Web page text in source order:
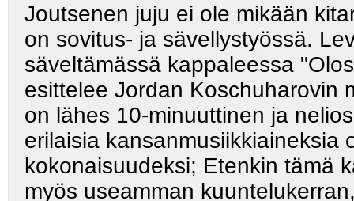
Joutsenen juju ei ole mikään
on sovitus- ja sävellystyössä.
säveltämässä kappaleessa
esittelee Jordan Koschuharovin
on lähes 10-minuuttinen ja
erilaisia kansanmusiikkiaineksia
kokonaisuudeksi; Etenkin tämä
myös useamman